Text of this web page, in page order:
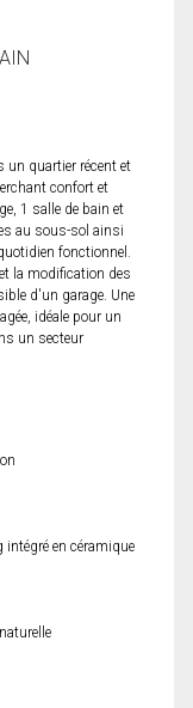
un quartier récent et
confort et
1 salle de bain et
au sous-sol ainsi
fonctionnel.
la modification des
d'un garage. Une
idéale pour un
un secteur
intégré en céramique